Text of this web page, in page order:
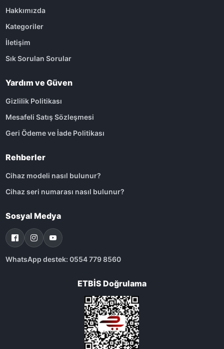
Hakkımızda
Kategoriler
İletişim
Sık Sorulan Sorular
Yardım ve Güven
Gizlilik Politikası
Mesafeli Satış Sözleşmesi
Geri Ödeme ve İade Politikası
Rehberler
Cihaz modeli nasıl bulunur?
Cihaz seri numarası nasıl bulunur?
Sosyal Medya
WhatsApp destek: 0554 779 8560
ETBİS Doğrulama